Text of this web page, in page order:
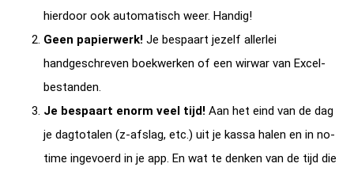
hierdoor ook automatisch weer. Handig!
Geen papierwerk! Je bespaart jezelf allerlei
handgeschreven boekwerken of een wirwar van Excel-
bestanden.
Je bespaart enorm veel tijd! Aan het eind van de dag
je dagtotalen (z-afslag, etc.) uit je kassa halen en in no-
time ingevoerd in je app. En wat te denken van de tijd die